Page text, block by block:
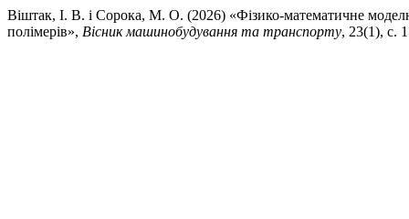
Віштак, І. В. і Сорока, М. О. (2026) «Фізико-математичне
полімерів», Вісник машинобудування та транспорту, 23(1), с.